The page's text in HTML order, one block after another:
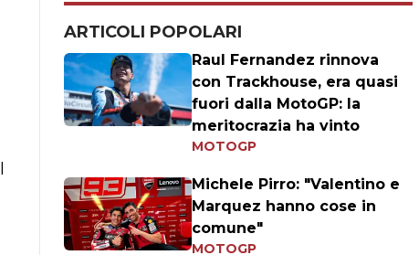
ARTICOLI POPOLARI
Raul Fernandez rinnova
con Trackhouse, era quasi
fuori dalla MotoGP: la
meritocrazia ha vinto
MOTOGP
Michele Pirro: "Valentino e
Marquez hanno cose in
comune"
MOTOGP